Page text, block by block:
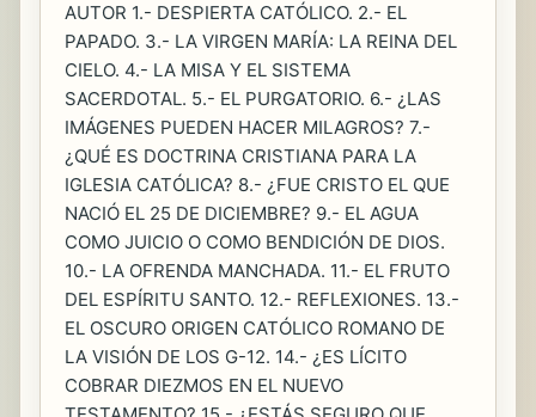
AUTOR 1.- DESPIERTA CATÓLICO. 2.- EL
PAPADO. 3.- LA VIRGEN MARÍA: LA REINA DEL
CIELO. 4.- LA MISA Y EL SISTEMA
SACERDOTAL. 5.- EL PURGATORIO. 6.- ¿LAS
IMÁGENES PUEDEN HACER MILAGROS? 7.-
¿QUÉ ES DOCTRINA CRISTIANA PARA LA
IGLESIA CATÓLICA? 8.- ¿FUE CRISTO EL QUE
NACIÓ EL 25 DE DICIEMBRE? 9.- EL AGUA
COMO JUICIO O COMO BENDICIÓN DE DIOS.
10.- LA OFRENDA MANCHADA. 11.- EL FRUTO
DEL ESPÍRITU SANTO. 12.- REFLEXIONES. 13.-
EL OSCURO ORIGEN CATÓLICO ROMANO DE
LA VISIÓN DE LOS G-12. 14.- ¿ES LÍCITO
COBRAR DIEZMOS EN EL NUEVO